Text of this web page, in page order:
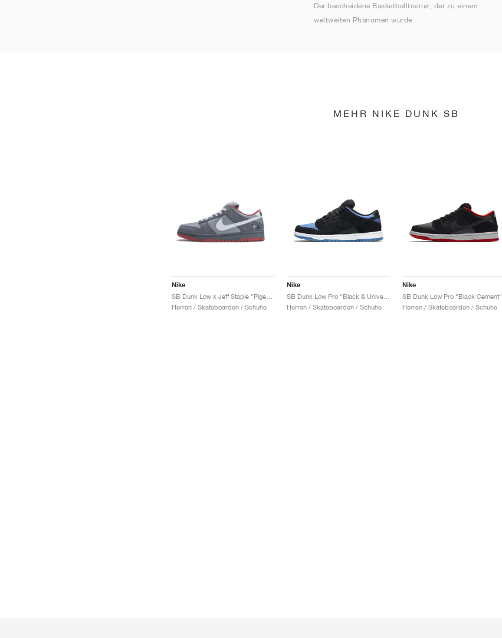
Der bescheidene Basketballtrainer, der zu einem
weltweiten Phänomen wurde.
MEHR NIKE DUNK SB
Nike
SB Dunk Low x Jeff Staple "Pigeon"
Herren / Skateboarden / Schuhe
Nike
Herren / Skateboarden / Schuhe
Nike
SB Dunk Low Pro "Black Cement"
Herren / Skateboarden / Schuhe